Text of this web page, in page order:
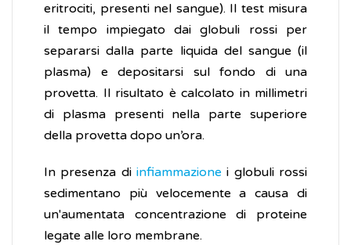
eritrociti, presenti nel sangue). Il test misura
il tempo impiegato dai globuli rossi per
separarsi dalla parte liquida del sangue (il
plasma) e depositarsi sul fondo di una
provetta. Il risultato è calcolato in millimetri
di plasma presenti nella parte superiore
della provetta dopo un’ora.
In presenza di infiammazionei globuli rossi
sedimentano più velocemente a causa di
un'aumentata concentrazione di proteine
legate alle loro membrane.